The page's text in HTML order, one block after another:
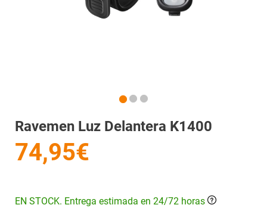
Ravemen Luz Delantera K1400
74,95€
EN STOCK. Entrega estimada en 24/72 horas